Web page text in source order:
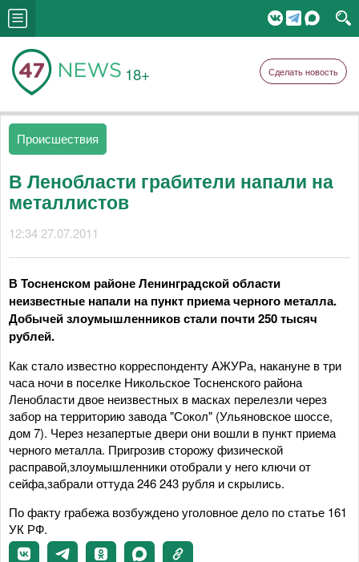
18+ Сделать новость
Происшествия
В Ленобласти грабители напали на
металлистов
12:34 27.07.2011
В Тосненском районе Ленинградской области
неизвестные напали на пункт приема черного металла.
Добычей злоумышленников стали почти 250 тысяч
рублей.
Как стало известно корреспонденту АЖУРа, накануне в три
часа ночи в поселке Никольское Тосненского района
Ленобласти двое неизвестных в масках перелезли через
забор на территорию завода "Сокол" (Ульяновское шоссе,
дом 7). Через незапертые двери они вошли в пункт приема
черного металла. Пригрозив сторожу физической
расправой,злоумышленники отобрали у него ключи от
сейфа,забрали оттуда 246 243 рубля и скрылись.
По факту грабежа возбуждено уголовное дело по статье 161
УК РФ.